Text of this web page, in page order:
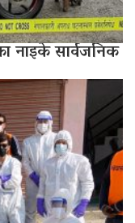
नाइके सार्वजनिक